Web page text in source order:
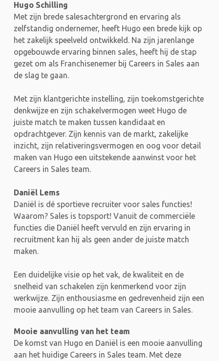
Hugo Schilling
Met zijn brede salesachtergrond en ervaring als
zelfstandig ondernemer, heeft Hugo een brede kijk op
het zakelijk speelveld ontwikkeld. Na zijn jarenlange
opgebouwde ervaring binnen sales, heeft hij de stap
gezet om als Franchisenemer bij Careers in Sales aan
de slag te gaan.
Met zijn klantgerichte instelling, zijn toekomstgerichte
denkwijze en zijn schakelvermogen weet Hugo de
juiste match te maken tussen kandidaat en
opdrachtgever. Zijn kennis van de markt, zakelijke
inzicht, zijn relativeringsvermogen en oog voor detail
maken van Hugo een uitstekende aanwinst voor het
Careers in Sales team.
Daniël Lems
Daniël is dé sportieve recruiter voor sales functies!
Waarom? Sales is topsport! Vanuit de commerciële
functies die Daniël heeft vervuld en zijn ervaring in
recruitment kan hij als geen ander de juiste match
maken.
Een duidelijke visie op het vak, de kwaliteit en de
snelheid van schakelen zijn kenmerkend voor zijn
werkwijze. Zijn enthousiasme en gedrevenheid zijn een
mooie aanvulling op het team van Careers in Sales.
Mooie aanvulling van het team
De komst van Hugo en Daniël is een mooie aanvulling
aan het huidige Careers in Sales team. Met deze